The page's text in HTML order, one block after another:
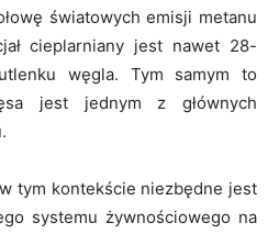
światowych emisji metanu
cieplarniany jest nawet 28-
węgla. Tym samym to
jest jednym z głównych
tym kontekście niezbędne jest
systemu żywnościowego na